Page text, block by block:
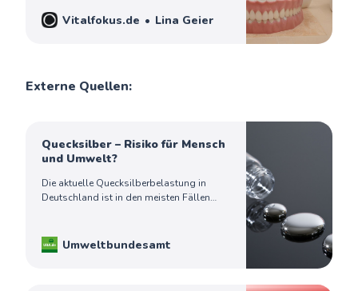
Vitalfokus.de Lina Geier
Externe Quellen:
Quecksilber – Risiko für Mensch
und Umwelt?
Die aktuelle Quecksilberbelastung in
Deutschland ist in den meisten Fällen
Umweltbundesamt